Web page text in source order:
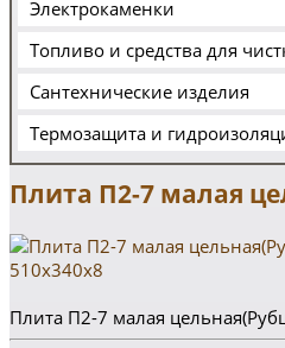
Электрокаменки
Топливо и средства для
Сантехнические изделия
Термозащита и
Плита П2-7 малая
Плита П2-7 малая